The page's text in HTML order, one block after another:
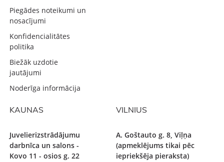
Piegādes noteikumi un
nosacījumi
Konfidencialitātes
politika
Biežāk uzdotie
jautājumi
Noderīga informācija
KAUNAS
Juvelierizstrādājumu
darbnīca un salons -
Kovo 11 - osios g. 22
VILNIUS
A. Goštauto g. 8, Viļņa
(apmeklējums tikai pēc
iepriekšēja pieraksta)